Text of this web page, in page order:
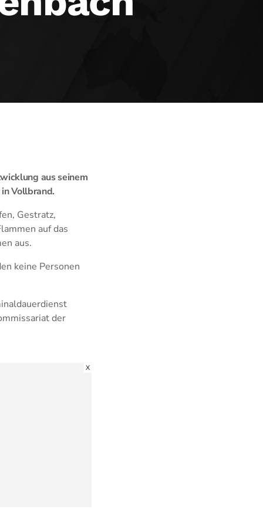
aus seinem
Vollbrand.
Gestratz,
auf das
aus.
keine Personen
der
X